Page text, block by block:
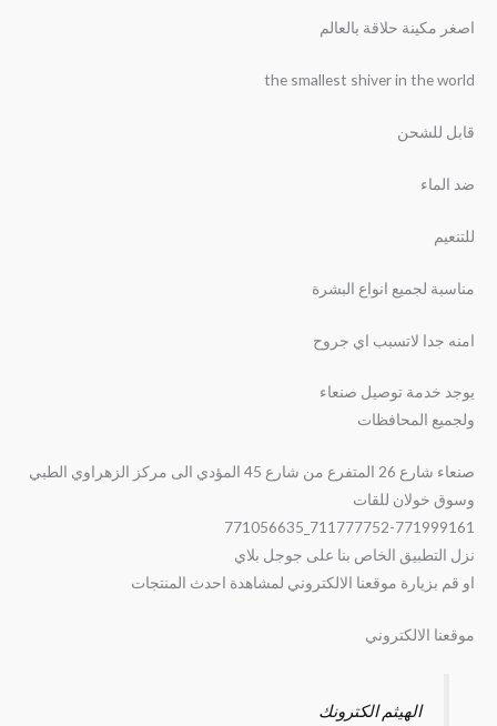
اصغر مكينة حلاقة بالعالم
the smallest shiver in the world
قابل للشحن
ضد الماء
للتنعيم
مناسبة لجميع انواع البشرة
امنه جدا لاتسبب اي جروح
يوجد خدمة توصيل صنعاء
ولجميع المحافظات
صنعاء شارع 26 المتفرع من شارع 45 المؤدي الى مركز الزهراوي الطبي
وسوق خولان للقات
711777752-771999161_771056635
نزل التطبيق الخاص بنا على جوجل بلاي
او قم بزيارة موقعنا الالكتروني لمشاهدة احدث المنتجات
موقعنا الالكتروني
الهيثم الكترونك